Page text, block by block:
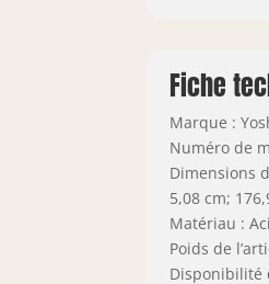
Fiche
Marque :
Numéro de
Dimensions
5,08 cm;
Matériau :
Poids de
Disponibilité